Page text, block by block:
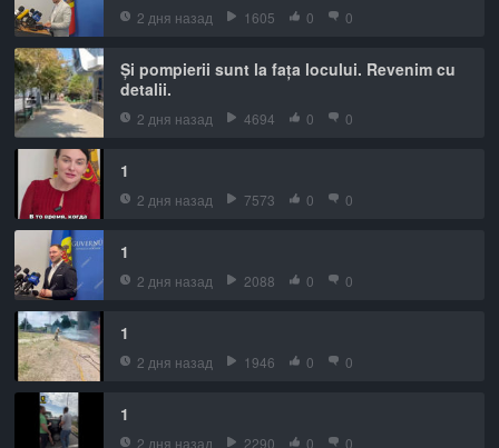
2 дня назад 1605 0 0
Și pompierii sunt la fața locului. Revenim cu
detalii.
2 дня назад 4694 0 0
1
2 дня назад 7573 0 0
1
2 дня назад 2088 0 0
1
2 дня назад 1946 0 0
1
2 дня назад 2290 0 0